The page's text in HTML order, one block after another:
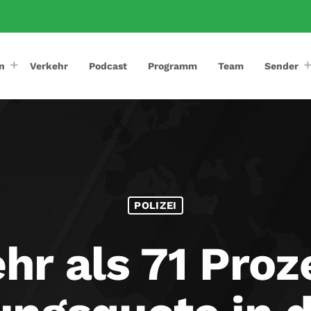
Verkehr Podcast Programm Team Sender
POLIZEI
als 71